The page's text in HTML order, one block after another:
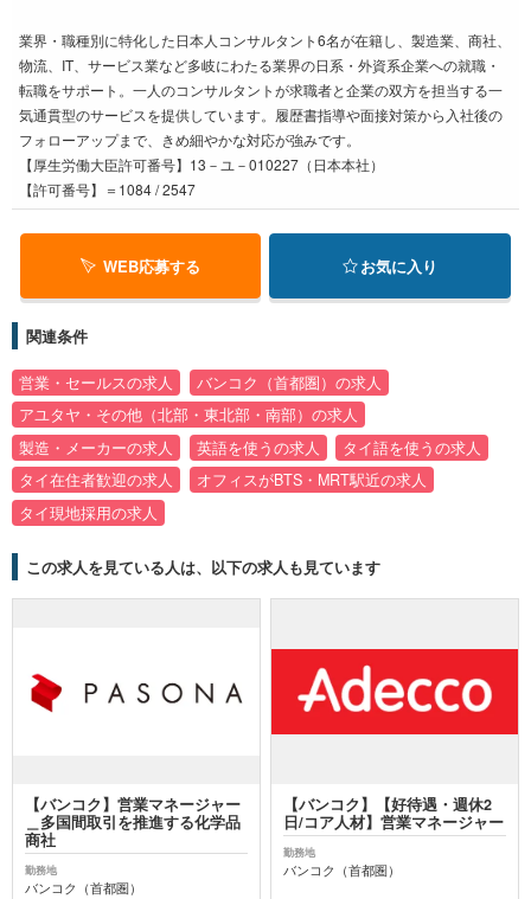
業界・職種別に特化した日本人コンサルタント6名が在籍し、製造業、商社、
物流、IT、サービス業など多岐にわたる業界の日系・外資系企業への就職・
転職をサポート。一人のコンサルタントが求職者と企業の双方を担当する一
気通貫型のサービスを提供しています。履歴書指導や面接対策から入社後の
フォローアップまで、きめ細やかな対応が強みです。
【厚生労働大臣許可番号】13－ユ－010227（日本本社）
【許可番号】＝1084 / 2547
WEB応募する お気に入り
関連条件
営業・セールスの求人
バンコク（首都圏）の求人
アユタヤ・その他（北部・東北部・南部）の求人
製造・メーカーの求人
英語を使うの求人
タイ語を使うの求人
タイ在住者歓迎の求人
オフィスがBTS・MRT駅近の求人
タイ現地採用の求人
この求人を見ている人は、以下の求人も見ています
【バンコク】営業マネージャー
＿多国間取引を推進する化学品
商社
勤務地
バンコク（首都圏）
【バンコク】【好待遇・週休2
日/コア人材】営業マネージャー
勤務地
バンコク（首都圏）